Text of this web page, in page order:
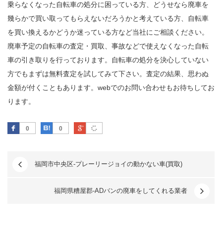
乗らなくなった自転車の処分に困っている方、どうせなら廃車を
幾らかで買い取ってもらえないだろうかと考えている方、自転車
を買い換えるかどうか迷っている方など当社にご相談ください。
廃車予定の自転車の査定・買取、事故などで使えなくなった自転
車の引き取りを行っております。自転車の処分を決心していない
方でもまずは無料査定を試してみて下さい。査定の結果、思わぬ
金額が付くこともあります。webでのお問い合わせもお待ちしてお
ります。
0
Facebook 0
はてなブックマーク
Google Plus
福岡市中央区-プレーリージョイの動かない車(買取)
福岡県糟屋郡-ADバンの廃車をしてくれる業者